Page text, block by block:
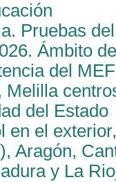
Pruebas
Ámbito de
del
Melilla
del Estado
en el exterior,
Aragón,
y La